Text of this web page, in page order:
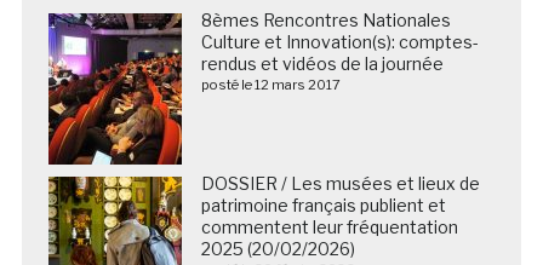
8èmes Rencontres Nationales
Culture et Innovation(s): comptes-
rendus et vidéos de la journée
posté le 12 mars 2017
DOSSIER / Les musées et lieux de
patrimoine français publient et
commentent leur fréquentation
2025 (20/02/2026)